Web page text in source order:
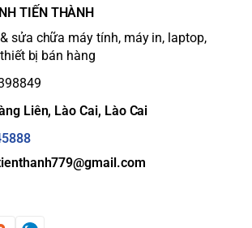
TIẾN THÀNH
sửa chữa máy tính, máy in, laptop,
bị bán hàng
Liên, Lào Cai, Lào Cai